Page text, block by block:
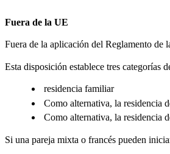
Fuera de la UE
Fuera de la aplicación del Reglamento
Esta disposición establece tres categorías
residencia familiar
Como alternativa, la residencia
Como alternativa, la residencia
Si una pareja mixta o francés pueden